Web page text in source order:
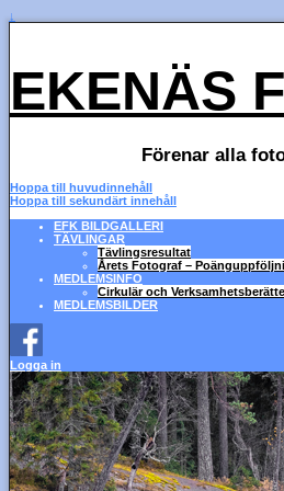
↓
EKENÄS
Förenar alla
Hoppa till huvudinnehåll
Hoppa till sekundärt innehåll
EFK BILDGALLERI
TÄVLINGAR
Tävlingsresultat
Årets Fotograf –
MEDLEMSINFO
Cirkulär och
MEDLEMSBILDER
Logga in